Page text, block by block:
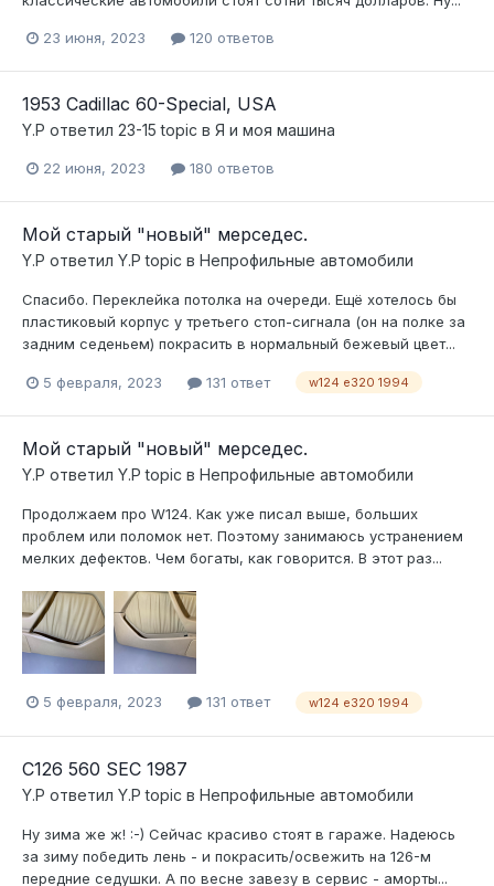
23 июня, 2023 120 ответов
1953 Cadillac 60-Special, USA
Y.P ответил 23-15 topic в Я и моя машина
22 июня, 2023 180 ответов
Мой старый "новый" мерседес.
Y.P ответил Y.P topic в Непрофильные автомобили
Спасибо. Переклейка потолка на очереди. Ещё хотелось бы
пластиковый корпус у третьего стоп-сигнала (он на полке за
задним седеньем) покрасить в нормальный бежевый цвет...
5 февраля, 2023 131 ответ w124 e320 1994
Мой старый "новый" мерседес.
Y.P ответил Y.P topic в Непрофильные автомобили
Продолжаем про W124. Как уже писал выше, больших
проблем или поломок нет. Поэтому занимаюсь устранением
мелких дефектов. Чем богаты, как говорится. В этот раз...
5 февраля, 2023 131 ответ w124 e320 1994
С126 560 SEC 1987
Y.P ответил Y.P topic в Непрофильные автомобили
Ну зима же ж! :-) Сейчас красиво стоят в гараже. Надеюсь
за зиму победить лень - и покрасить/освежить на 126-м
передние седушки. А по весне завезу в сервис - аморты...